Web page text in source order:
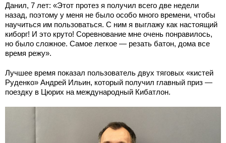
Данил, 7 лет: «Этот протез я получил всего две недели
назад, поэтому у меня не было особо много времени, чтобы
научиться им пользоваться. С ним я выглажу как настоящий
киборг! И это круто! Соревнование мне очень понравилось,
но было сложное. Самое легкое — резать батон, дома все
время режу».
Лучшее время показал пользователь двух тяговых «кистей
Руденко» Андрей Ильин, который получил главный приз —
поездку в Цюрих на международный Кибатлон.